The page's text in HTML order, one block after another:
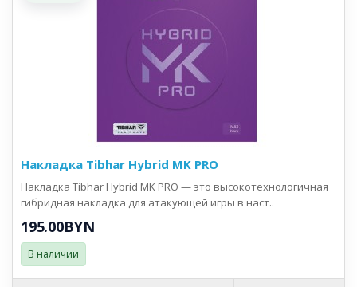
Накладка Tibhar Hybrid MK PRO
Накладка Tibhar Hybrid MK PRO — это высокотехнологичная
гибридная накладка для атакующей игры в наст..
195.00BYN
В наличии